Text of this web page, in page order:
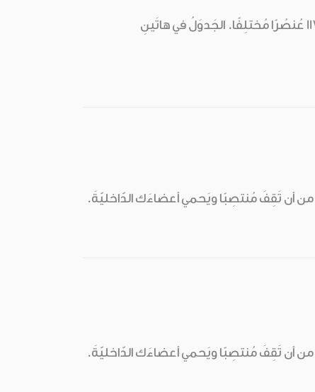
العُنصُرُ هو مادّةٌ كيماويّةٌ تَتألَّفُ من نَوعٍ واحدٍ منَ الذَّرّاتِ. اِكْتشَفَ العُلماءُ حتّى اليومَ 117 عُنصُرًا مُختلِفًا. الجَدوَلُ في هاتَينِ
أن تَقِفَ مُنتصِبًا ويَحمي أعضاءَك الدّاخليّةَ.
أن تَقِفَ مُنتصِبًا ويَحمي أعضاءَك الدّاخليّةَ.